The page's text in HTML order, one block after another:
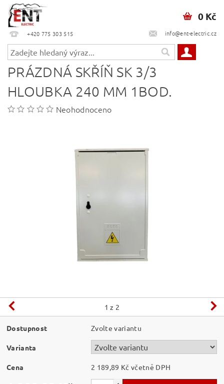
+420 775 303 515 info@ent-electric.cz
0 Kč
PRÁZDNÁ SKŘÍŇ SK 3/3
HLOUBKA 240 MM 1BOD.
Neohodnoceno
1 z 2
Dostupnost Zvolte variantu
Varianta
Cena 2 189,89 Kč včetně DPH